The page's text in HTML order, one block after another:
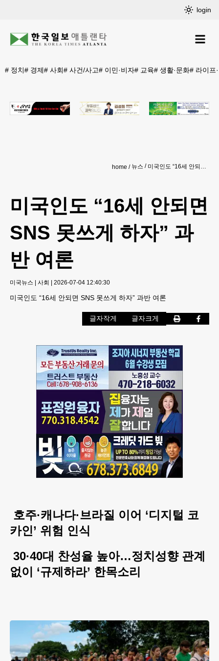
login
# 정치# 경제# 사회# 사건/사고# 이민·비자# 교육# 생활·문화# 라이프
home 뉴스 미국인도 “16세 안되면 SNS 못쓰게 하자” 과반 여론
미국인도 “16세 안되면
SNS 못쓰게 하자” 과
반 여론
미국뉴스 | 사회 | 2026-07-04 12:40:30
미국인도 “16세 안되면 SNS 못쓰게 하자” 과반 여론
글자작게 글자크게
호주·캐나다·브라질 이어 ‘디지털 코
카인’ 위험 인식
30·40대 찬성율 높아…정치성향 관계
없이 ‘규제하라’ 한목소리